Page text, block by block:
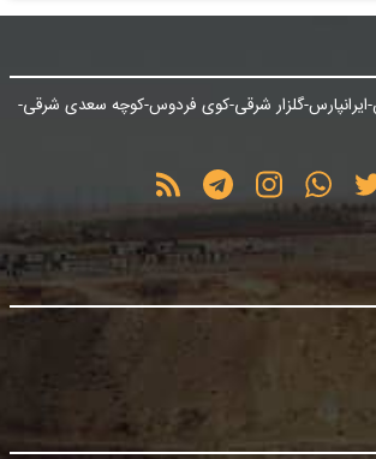
ایرانپارس-گلزار شرقی-کوی فردوس-کوچه سعدی شرقی-